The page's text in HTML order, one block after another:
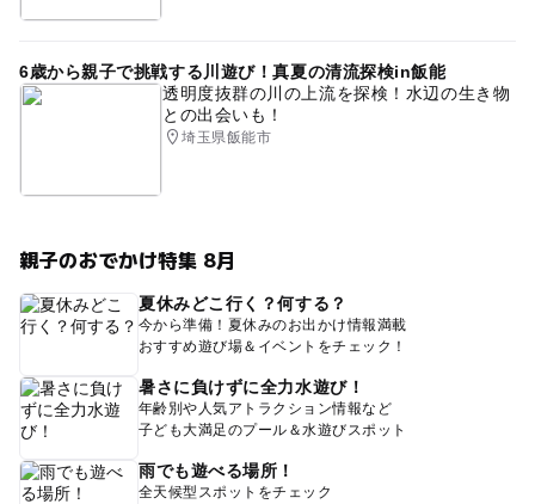
6歳から親子で挑戦する川遊び！真夏の清流探検in飯能
透明度抜群の川の上流を探検！水辺の生き物
との出会いも！
埼玉県飯能市
親子のおでかけ特集 8月
夏休みどこ行く？何する？
今から準備！夏休みのお出かけ情報満載
おすすめ遊び場＆イベントをチェック！
暑さに負けずに全力水遊び！
年齢別や人気アトラクション情報など
子ども大満足のプール＆水遊びスポット
雨でも遊べる場所！
全天候型スポットをチェック